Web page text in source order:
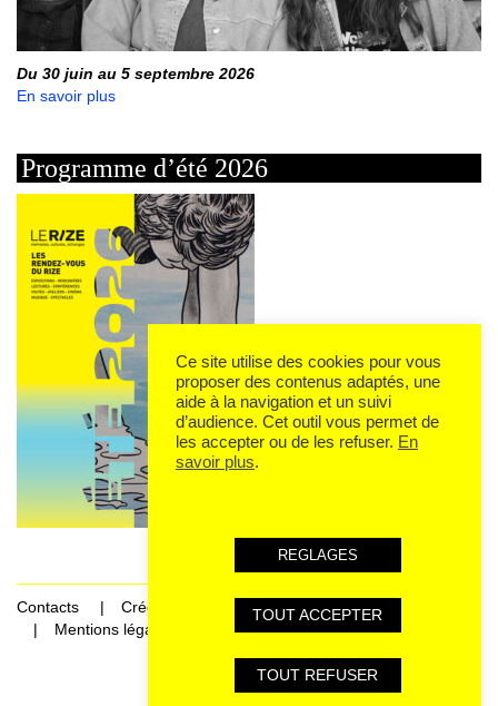
Du 30 juin au 5 septembre 2026
En savoir plus
Programme d’été 2026
Contacts
Crédits
Mentions légales et données personnelles
Ce site utilise des cookies pour vous
proposer des contenus adaptés, une
aide à la navigation et un suivi
d’audience. Cet outil vous permet de
les accepter ou de les refuser. En
savoir plus.
REGLAGES
TOUT ACCEPTER
TOUT REFUSER